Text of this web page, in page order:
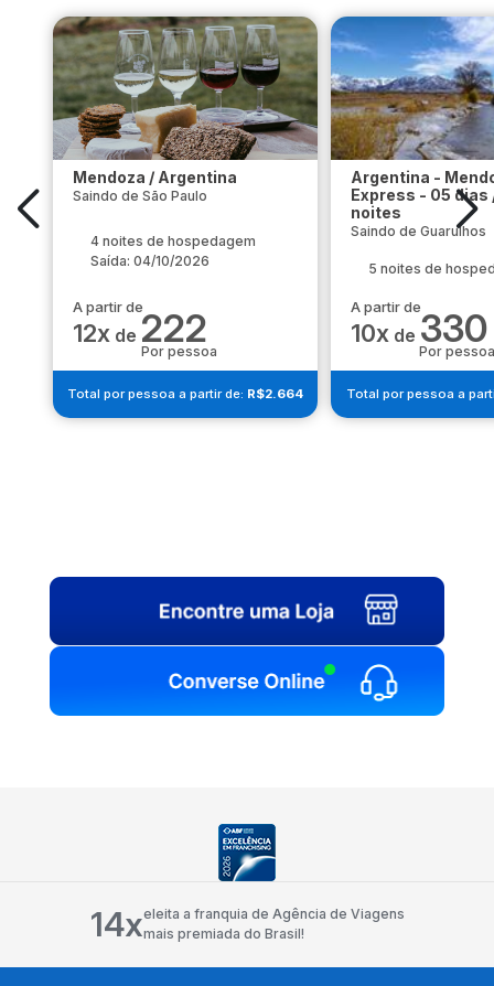
Mendoza / Argentina
Saindo de São Paulo
4 noites de hospedagem
Saída: 04/10/2026
A partir de
12x de 222
Por pessoa
Total por pessoa a partir de: R$2.664
Argentina -
Express - 05 dias
noites
Saindo de Guarulhos
5 noites de
A partir de
10x de 330
Por pessoa
Total por pessoa a
14xeleita a franquia de Agência de Viagens
mais premiada do Brasil!